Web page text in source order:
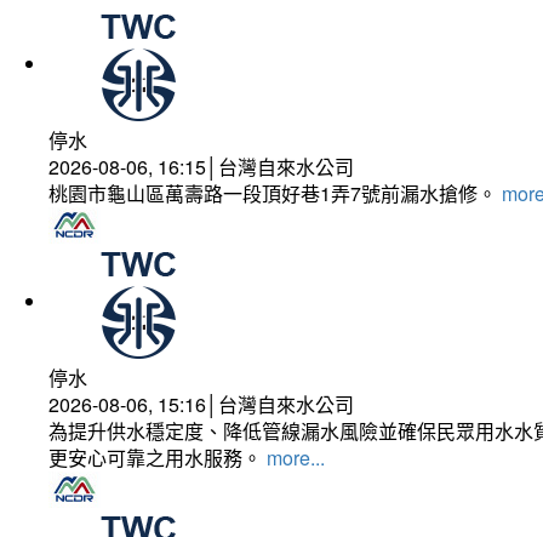
停水
2026-08-06, 16:15│台灣自來水公司
桃園市龜山區萬壽路一段頂好巷1弄7號前漏水搶修。
停水
2026-08-06, 15:16│台灣自來水公司
為提升供水穩定度、降低管線漏水風險並確保民眾用水
更安心可靠之用水服務。 more...